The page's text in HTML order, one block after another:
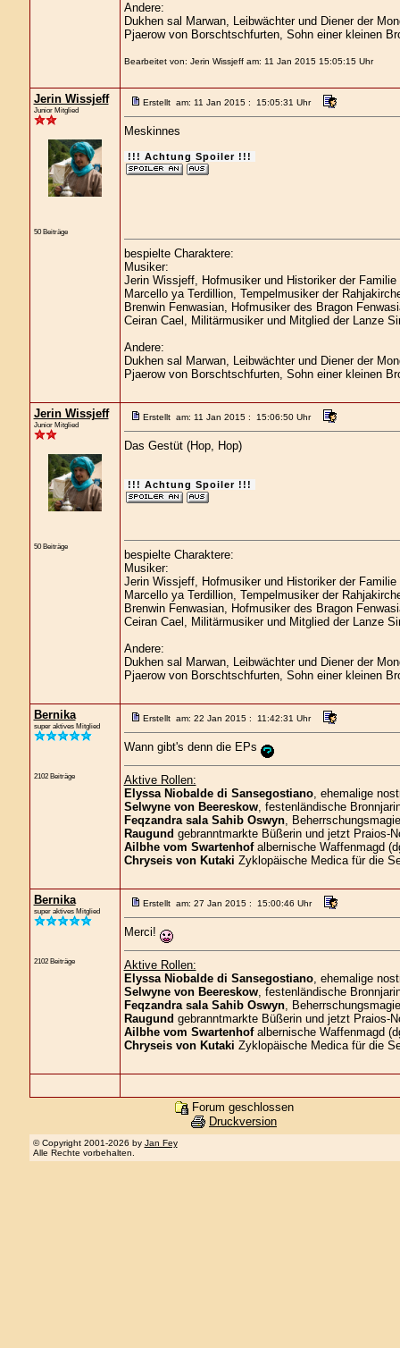
Andere:
Dukhen sal Marwan, Leibwächter und Diener der
Pjaerow von Borschtschfurten, Sohn einer kleinen
Bearbeitet von: Jerin Wissjeff am: 11 Jan 2015 15:05:15 Uhr
Jerin Wissjeff
Junior Mitglied
50 Beiträge
Erstellt am: 11 Jan 2015 : 15:05:31 Uhr
Meskinnes
!!! Achtung Spoiler !!!
bespielte Charaktere:
Musiker:
Jerin Wissjeff, Hofmusiker und Historiker der Familie
Marcello ya Terdillion, Tempelmusiker der
Brenwin Fenwasian, Hofmusiker des Bragon
Ceiran Cael, Militärmusiker und Mitglied der Lanze
Andere:
Dukhen sal Marwan, Leibwächter und Diener der
Pjaerow von Borschtschfurten, Sohn einer kleinen
Jerin Wissjeff
Junior Mitglied
50 Beiträge
Erstellt am: 11 Jan 2015 : 15:06:50 Uhr
Das Gestüt (Hop, Hop)
!!! Achtung Spoiler !!!
bespielte Charaktere:
Musiker:
Jerin Wissjeff, Hofmusiker und Historiker der Familie
Marcello ya Terdillion, Tempelmusiker der
Brenwin Fenwasian, Hofmusiker des Bragon
Ceiran Cael, Militärmusiker und Mitglied der Lanze
Andere:
Dukhen sal Marwan, Leibwächter und Diener der
Pjaerow von Borschtschfurten, Sohn einer kleinen
Bernika
super aktives Mitglied
2102 Beiträge
Erstellt am: 22 Jan 2015 : 11:42:31 Uhr
Wann gibt's denn die EPs
Aktive Rollen:
Elyssa Niobalde di Sansegostiano, ehemalige
Selwyne von Beereskow, festenländische
Feqzandra sala Sahib Oswyn,
Raugund gebranntmarkte Büßerin und jetzt Praios-
Ailbhe vom Swartenhofalbernische Waffenmagd
Chryseis von Kutaki Zyklopäische Medica für die
Bernika
super aktives Mitglied
2102 Beiträge
Erstellt am: 27 Jan 2015 : 15:00:46 Uhr
Merci!
Aktive Rollen:
Elyssa Niobalde di Sansegostiano, ehemalige
Selwyne von Beereskow, festenländische
Feqzandra sala Sahib Oswyn,
Raugund gebranntmarkte Büßerin und jetzt Praios-
Ailbhe vom Swartenhofalbernische Waffenmagd
Chryseis von Kutaki Zyklopäische Medica für die
Forum geschlossen
Druckversion
© Copyright 2001-2026 by Jan Fey
Alle Rechte vorbehalten.